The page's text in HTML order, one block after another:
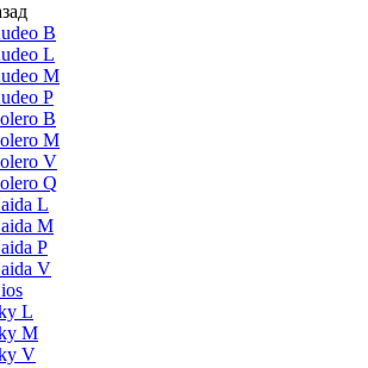
B
L
М
P
B
M
V
Q
L
M
P
V
L
M
V